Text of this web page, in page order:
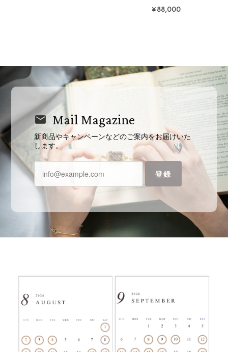
¥88,000
Mail Magazine
新商品やキャンペーンなどのご案内をお届けいた
します。
登録